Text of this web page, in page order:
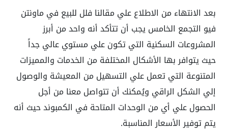
بعد الانتهاء من الاطلاع علي مقالنا فلل للبيع في ماونتن
فيو التجمع الخامس يجب أن تتأكد أنه واحد من أبرز
المشروعات السكنية التي تكون علي مستوي عالي جداً
حيث يتوافر بها الأشكال المختلفة من الخدمات والمميزات
المتنوعة التي تعمل علي التسهيل من المعيشة والوصول
إلي الشكل الراقي ويُمكنك أن تتواصل معنا من أجل
الحصول علي أي من الوحدات المتاحة في الكمبوند حيث أنه
يتم توفير الأسعار المناسبة.